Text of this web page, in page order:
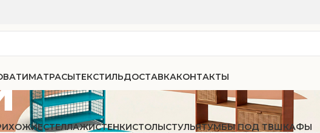
МАТРАСЫТЕКСТИЛЬДОСТАВКАКОНТАКТЫ
СТЕЛЛАЖИСТЕНКИСТОЛЫСТУЛЬЯТУМБЫ ПОД ТВШКАФЫ